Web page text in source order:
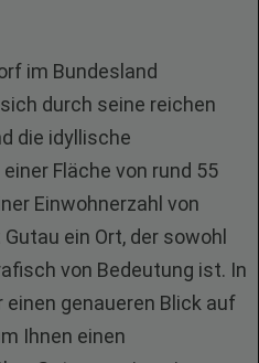
im Bundesland
durch seine reichen
die idyllische
Fläche von rund 55
Einwohnerzahl von
ein Ort, der sowohl
von Bedeutung ist. In
genaueren Blick auf
Ihnen einen